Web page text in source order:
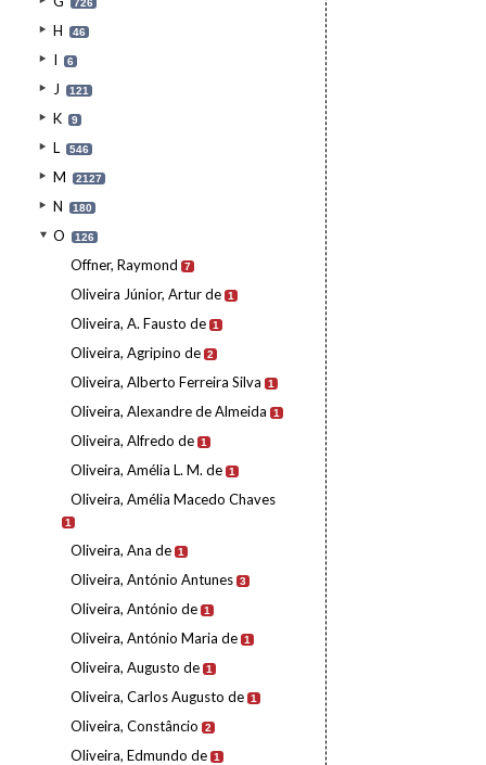
726
H 46
I 6
J 121
K 9
L 546
M 2127
N 180
O 126
Offner, Raymond 7
Oliveira Júnior, Artur de 1
Oliveira, A. Fausto de 1
Oliveira, Agripino de 2
Oliveira, Alberto Ferreira Silva 1
Oliveira, Alexandre de Almeida 1
Oliveira, Alfredo de 1
Oliveira, Amélia L. M. de 1
Oliveira, Amélia Macedo Chaves
1
Oliveira, Ana de 1
Oliveira, António Antunes 3
Oliveira, António de 1
Oliveira, António Maria de 1
Oliveira, Augusto de 1
Oliveira, Carlos Augusto de 1
Oliveira, Constâncio 2
Oliveira, Edmundo de 1